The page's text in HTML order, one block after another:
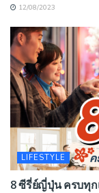
12/08/2023
LIFESTYLE
8 ซีรี่ย์ญี่ปุ่น ครบทุ